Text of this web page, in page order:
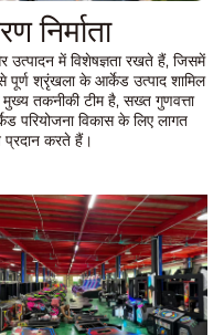
निर्माता
में विशेषज्ञता रखते हैं, जिसमें
श्रृंखला के आर्केड उत्पाद शामिल
तकनीकी टीम है, सख्त गुणवत्ता
विकास के लिए लागत
प्रदान करते हैं।